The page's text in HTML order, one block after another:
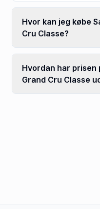
Hvor kan jeg købe
Cru Classe?
Hvordan har prisen
Grand Cru Classe